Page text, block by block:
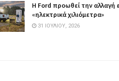
Η Ford προωθεί την αλλαγή
«ηλεκτρικά χιλιόμετρα»
31 ΙΟΥΛΊΟΥ, 2026